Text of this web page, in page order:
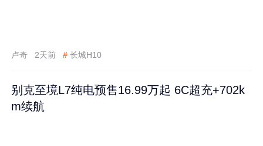
卢奇 2天前 # 长城H10
别克至境L7纯电预售16.99万起 6C超充+702k
m续航